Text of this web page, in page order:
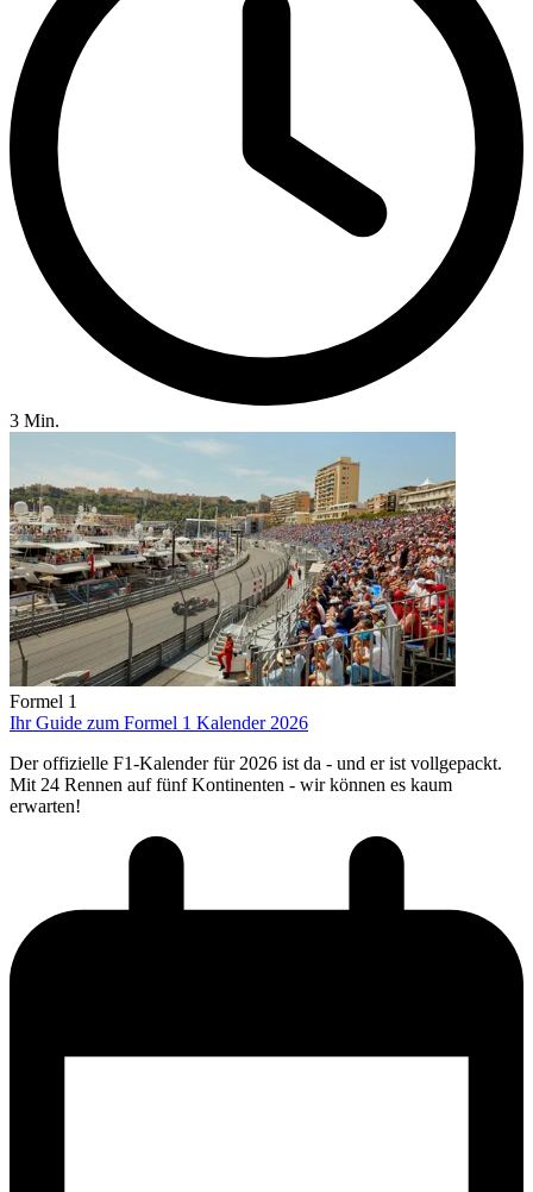
3 Min.
Formel 1
Ihr Guide zum Formel 1 Kalender 2026
Der offizielle F1-Kalender für 2026 ist da - und er ist vollgepackt.
Mit 24 Rennen auf fünf Kontinenten - wir können es kaum
erwarten!